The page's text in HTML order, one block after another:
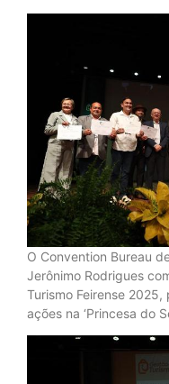
O Convention Bureau
Jerônimo Rodrigues
Turismo Feirense
ações na ‘Princesa do